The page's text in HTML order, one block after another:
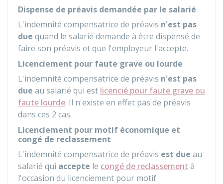
Dispense de préavis demandée par le salarié
L'indemnité compensatrice de préavis n'est pas
due quand le salarié demande à être dispensé de
faire son préavis et que l'employeur l'accepte.
Licenciement pour faute grave ou lourde
L'indemnité compensatrice de préavis n'est pas
due au salarié qui est licencié pour faute grave ou
faute lourde. Il n'existe en effet pas de préavis
dans ces 2 cas.
Licenciement pour motif économique et
congé de reclassement
L'indemnité compensatrice de préavis est due au
salarié qui accepte le congé de reclassement à
l'occasion du licenciement pour motif